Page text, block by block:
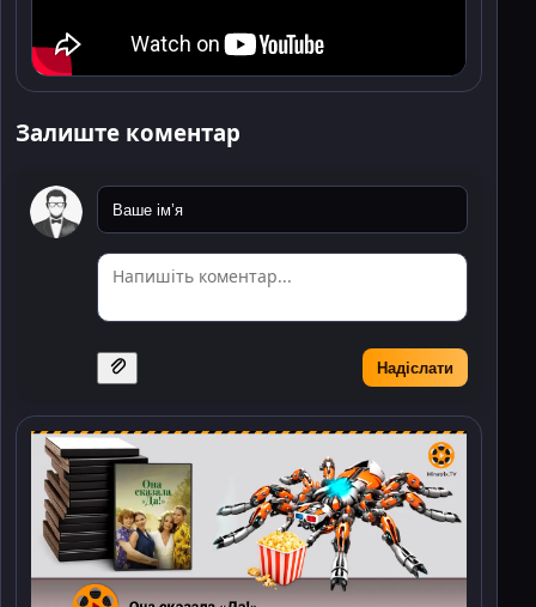
Залиште коментар
Надіслати